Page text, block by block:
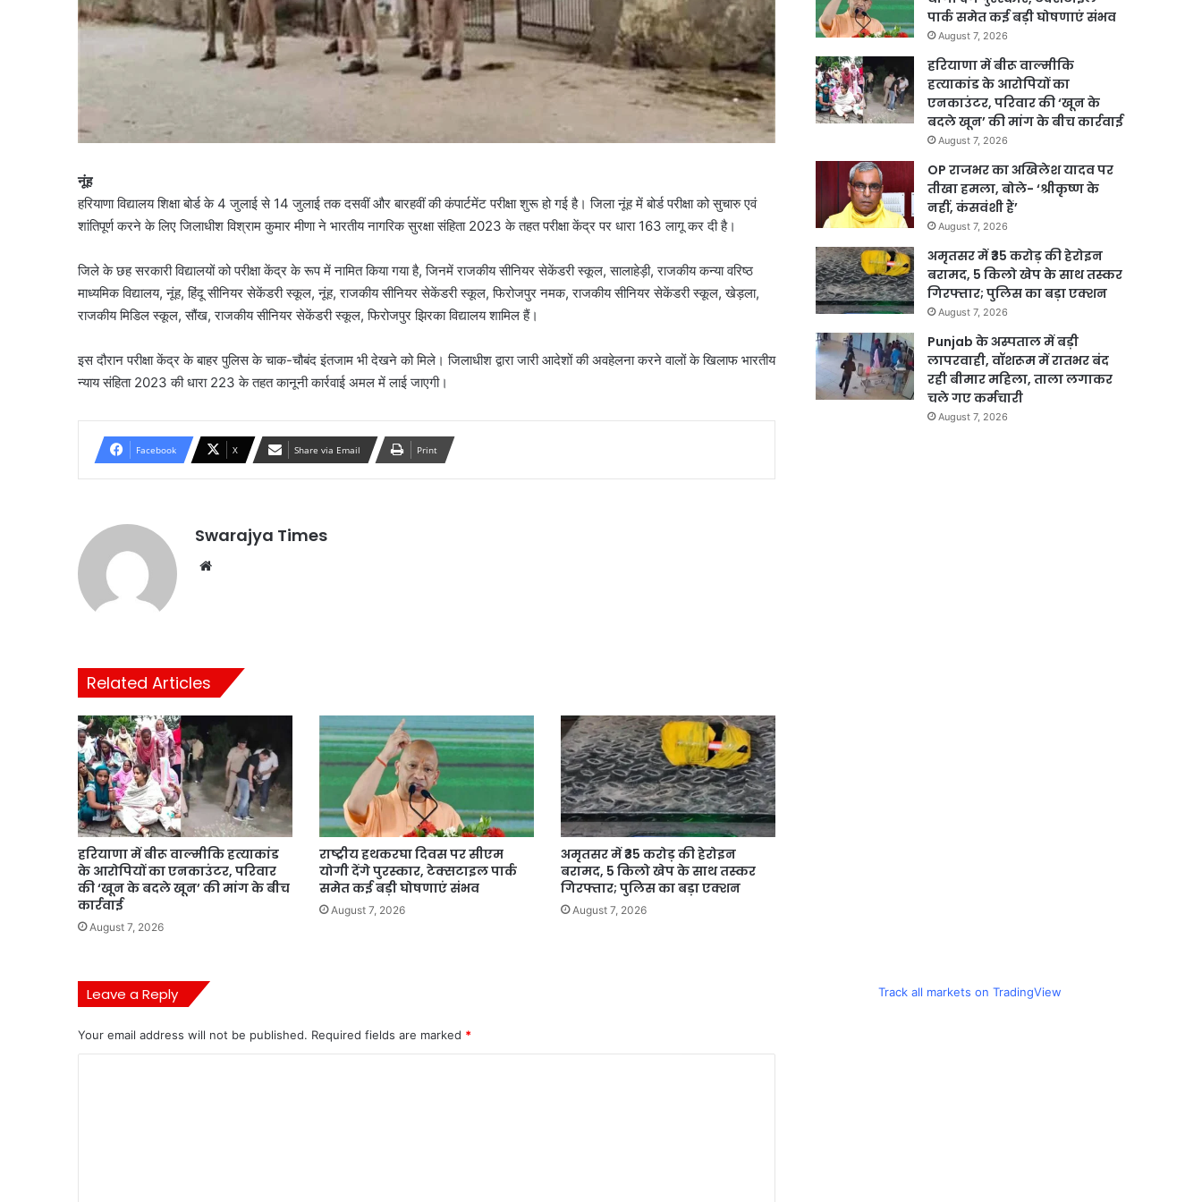
नूंह
हरियाणा विद्यालय शिक्षा बोर्ड के 4 जुलाई से 14 जुलाई तक दसवीं और बारहवीं की कंपार्टमेंट परीक्षा शुरू हो गई है। जिला नूंह में बोर्ड परीक्षा को सुचारु एवं
शांतिपूर्ण करने के लिए जिलाधीश विश्राम कुमार मीणा ने भारतीय नागरिक सुरक्षा संहिता 2023 के तहत परीक्षा केंद्र पर धारा 163 लागू कर दी है।
जिले के छह सरकारी विद्यालयों को परीक्षा केंद्र के रूप में नामित किया गया है, जिनमें राजकीय सीनियर सेकेंडरी स्कूल, सालाहेड़ी, राजकीय कन्या वरिष्ठ
माध्यमिक विद्यालय, नूंह, हिंदू सीनियर सेकेंडरी स्कूल, नूंह, राजकीय सीनियर सेकेंडरी स्कूल, फिरोजपुर नमक, राजकीय सीनियर सेकेंडरी स्कूल, खेड़ला,
राजकीय मिडिल स्कूल, सौंख, राजकीय सीनियर सेकेंडरी स्कूल, फिरोजपुर झिरका विद्यालय शामिल हैं।
इस दौरान परीक्षा केंद्र के बाहर पुलिस के चाक-चौबंद इंतजाम भी देखने को मिले। जिलाधीश द्वारा जारी आदेशों की अवहेलना करने वालों के खिलाफ भारतीय
न्याय संहिता 2023 की धारा 223 के तहत कानूनी कार्रवाई अमल में लाई जाएगी।
Facebook X Share via Email Print
Swarajya Times
Related Articles
हरियाणा में बीरू वाल्मीकि हत्याकांड
के आरोपियों का एनकाउंटर, परिवार
की ‘खून के बदले खून’ की मांग के बीच
कार्रवाई
August 7, 2026
राष्ट्रीय हथकरघा दिवस पर सीएम
योगी देंगे पुरस्कार, टेक्सटाइल पार्क
समेत कई बड़ी घोषणाएं संभव
August 7, 2026
अमृतसर में ₹35 करोड़ की हेरोइन
बरामद, 5 किलो खेप के साथ तस्कर
गिरफ्तार; पुलिस का बड़ा एक्शन
August 7, 2026
Leave a Reply
Your email address will not be published. Required fields are marked *
पार्क समेत कई बड़ी घोषणाएं संभव
August 7, 2026
हरियाणा में बीरू वाल्मीकि
हत्याकांड के आरोपियों का
एनकाउंटर, परिवार की ‘खून के
बदले खून’ की मांग के बीच कार्रवाई
August 7, 2026
OP राजभर का अखिलेश यादव पर
तीखा हमला, बोले- ‘श्रीकृष्ण के
नहीं, कंसवंशी हैं’
August 7, 2026
अमृतसर में ₹35 करोड़ की हेरोइन
बरामद, 5 किलो खेप के साथ तस्कर
गिरफ्तार; पुलिस का बड़ा एक्शन
August 7, 2026
Punjab के अस्पताल में बड़ी
लापरवाही, वॉशरूम में रातभर बंद
रही बीमार महिला, ताला लगाकर
चले गए कर्मचारी
August 7, 2026
Track all markets on TradingView